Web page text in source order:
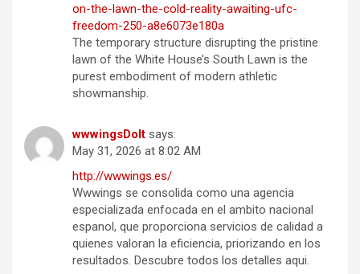
on-the-lawn-the-cold-reality-awaiting-ufc-
freedom-250-a8e6073e180a
The temporary structure disrupting the pristine
lawn of the White House’s South Lawn is the
purest embodiment of modern athletic
showmanship.
wwwingsDoIt says:
May 31, 2026 at 8:02 AM
http://wwwings.es/
Wwwings se consolida como una agencia
especializada enfocada en el ambito nacional
espanol, que proporciona servicios de calidad a
quienes valoran la eficiencia, priorizando en los
resultados. Descubre todos los detalles aqui.